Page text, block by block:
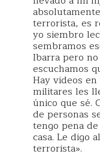
terrorista, es
yo siembro
sembramos
Ibarra pero
escuchamos
Hay videos
militares les
único que sé.
de personas
tengo pena
casa. Le digo
terrorista».